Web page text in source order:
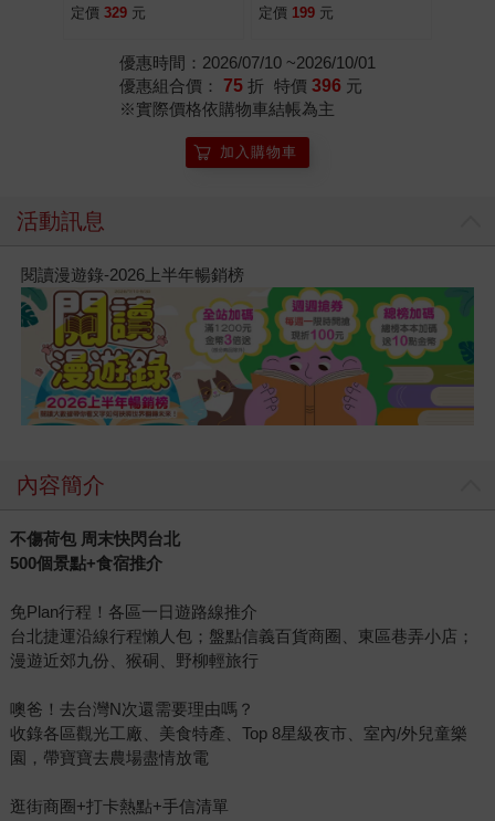
定價 329 元 定價 199 元
優惠時間：2026/07/10 ~2026/10/01
優惠組合價： 75 折 特價 396 元
※實際價格依購物車結帳為主
加入購物車
活動訊息
閱讀漫遊錄-2026上半年暢銷榜
內容簡介
不傷荷包 周末快閃台北
500個景點+食宿推介
免Plan行程！各區一日遊路線推介
台北捷運沿線行程懶人包；盤點信義百貨商圈、東區巷弄小店；
漫遊近郊九份、猴硐、野柳輕旅行
噢爸！去台灣N次還需要理由嗎？
收錄各區觀光工廠、美食特產、Top 8星級夜市、室內/外兒童樂
園，帶寶寶去農場盡情放電
逛街商圈+打卡熱點+手信清單